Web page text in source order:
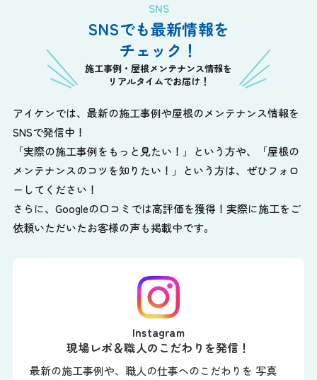
SNS
SNSでも最新情報を
チェック！
施工事例・屋根メンテナンス情報を
リアルタイムでお届け！
アイケンでは、最新の施工事例や屋根のメンテナンス情報を
SNSで発信中！
「実際の施工事例をもっと見たい！」という方や、
「屋根の
メンテナンスのコツを知りたい！」という方は、ぜひフォロ
ーしてください！
さらに、Googleの口コミでは高評価を獲得！実際に施工をご
依頼いただいたお客様の声も掲載中です。
Instagram
現場レポ＆職人のこだわりを発信！
最新の施工事例や、職人の仕事へのこだわりを 写真